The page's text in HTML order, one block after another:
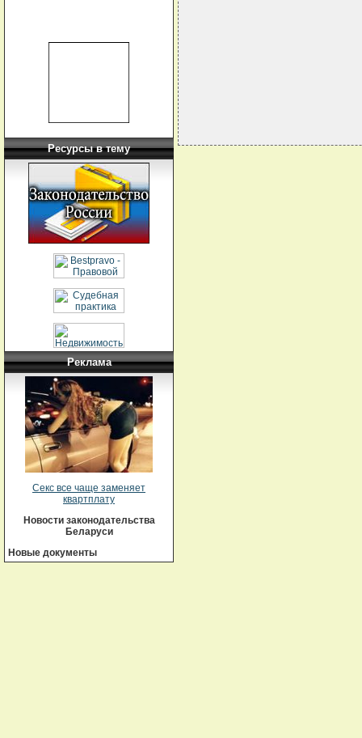
Ресурсы в тему
Реклама
Секс все чаще заменяет
квартплату
Новости законодательства
Беларуси
Новые документы